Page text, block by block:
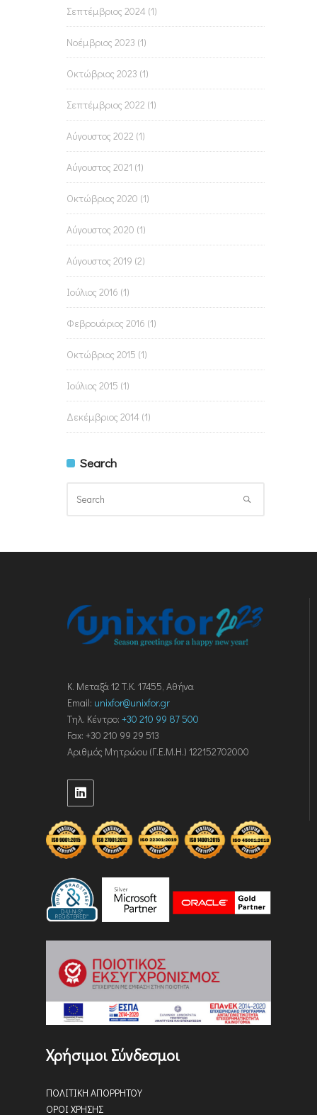
Σεπτέμβριος 2024 (1)
Νοέμβριος 2023 (1)
Οκτώβριος 2023 (1)
Σεπτέμβριος 2022 (1)
Αύγουστος 2022 (1)
Αύγουστος 2021 (1)
Οκτώβριος 2020 (1)
Αύγουστος 2020 (1)
Αύγουστος 2019 (2)
Ιούλιος 2016 (1)
Φεβρουάριος 2016 (1)
Οκτώβριος 2015 (1)
Ιούλιος 2015 (1)
Δεκέμβριος 2014 (1)
Search
Κ. Μεταξά 12 Τ.Κ. 17455, Αθήνα
Email: unixfor@unixfor.gr
Τηλ. Κέντρο: +30 210 99 87 500
Fax: +30 210 99 29 513
Αριθμός Μητρώου (Γ.Ε.Μ.Η.) 122152702000
Χρήσιμοι Σύνδεσμοι
ΠΟΛΙΤΙΚΗ ΑΠΟΡΡΗΤΟΥ
ΟΡΟΙ ΧΡΗΣΗΣ